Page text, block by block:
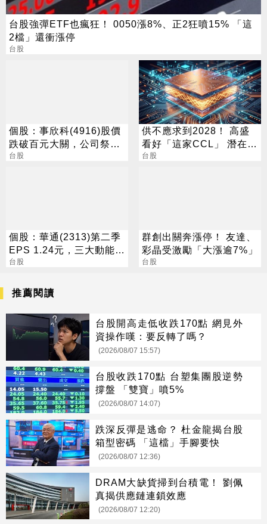
台股強彈ETF也瘋狂！ 0050漲8%、正2狂噴15% 「這
2檔」還衝漲停
台股
個股：事欣科(4916)股價
跌破百元大關，公司祭出
八年首度庫藏股宣示信心
台股
供不應求到2028！ 高盛
看好「這家CCL」 潛在漲
幅171%
台股
個股：華通(2313)第二季
EPS 1.24元，三大動能加
持，營運展望逐季向上
台股
群創出關奔漲停！ 友達、
彩晶受激勵「大漲逾7%」
台股
推薦閱讀
台股開高走低收跌170點 網見外
資操作嘆：要反轉了嗎？
(2026/08/07 15:57)
台股收跌170點 台塑集團股逆勢
撐盤 「雙寶」噴5%
(2026/08/07 14:07)
跌深反彈是逃命？ 杜金龍揭台股
箱型密碼 「這檔」手腳要快
(2026/08/07 12:36)
DRAM大缺貨掃到台積電！ 劉佩
真揭供應鏈連鎖效應
(2026/08/07 12:20)